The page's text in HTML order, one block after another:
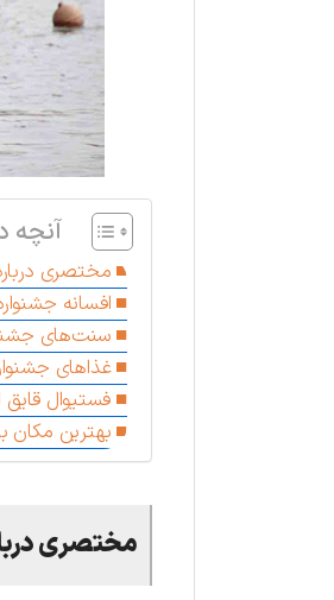
آنچه
مختصری
افسانه
سنت‌های
غذاهای
فستیوال
بهترین مکان
مختصری